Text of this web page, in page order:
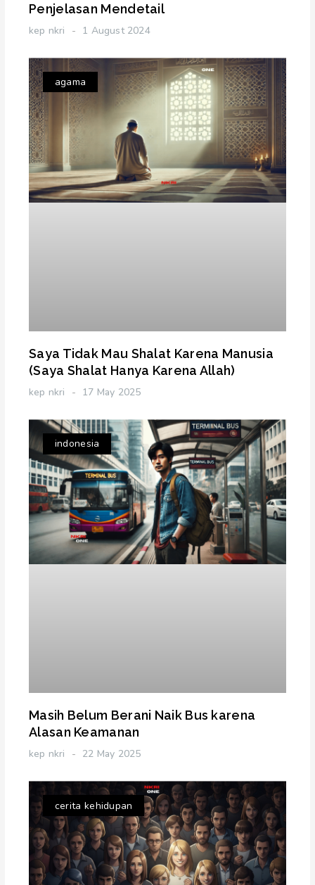
Penjelasan Mendetail
kep nkri 1 August 2024
agama
Saya Tidak Mau Shalat Karena Manusia
(Saya Shalat Hanya Karena Allah)
kep nkri 17 May 2025
indonesia
Masih Belum Berani Naik Bus karena
Alasan Keamanan
kep nkri 22 May 2025
cerita kehidupan